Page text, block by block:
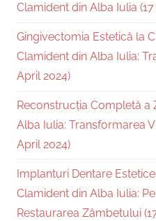
Clamident din Alba Iulia
Gingivectomia Estetică la
Clamident din Alba Iulia:
April 2024)
Reconstrucția Completă
Alba Iulia: Transformarea
April 2024)
Implanturi Dentare
Clamident din Alba Iulia:
Restaurarea Zâmbetului